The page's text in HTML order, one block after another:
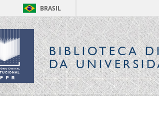
BRASIL
BIBLIOTECA
DA